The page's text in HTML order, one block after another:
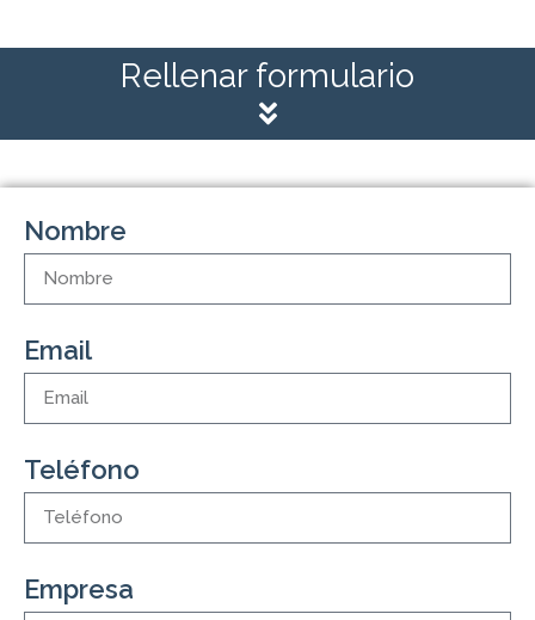
Rellenar formulario
Nombre
Email
Teléfono
Empresa